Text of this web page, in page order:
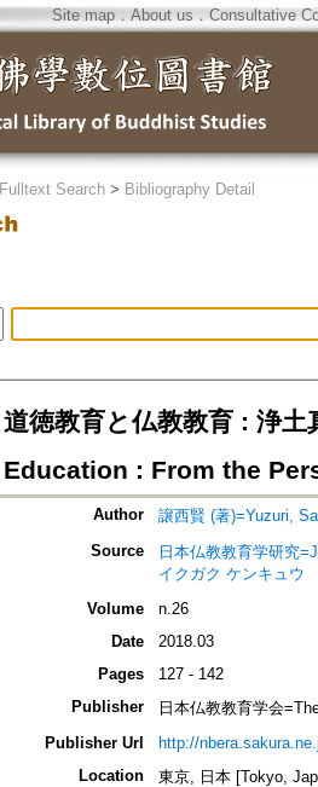
Site map．About us ． Consultative
Fulltext Search > Bibliography Detail
道徳教育と仏教教育 : 浄
Education : From the
Author
譲西賢 (著)=Yuzuri,
Source
日本仏教教育学研究
イクガク ケンキュウ
Volume
n.26
Date
2018.03
Pages
127 - 142
Publisher
日本仏教教育学会
Publisher Url
http://
Location
東京, 日本 [Tokyo,